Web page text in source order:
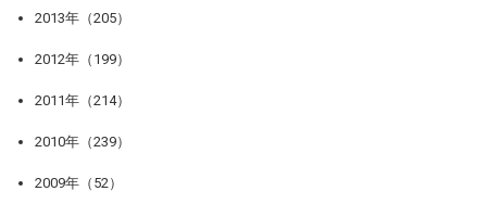
2013年（205）
2012年（199）
2011年（214）
2010年（239）
2009年（52）